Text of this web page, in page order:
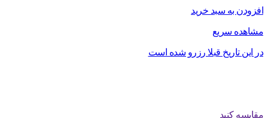
افزودن به سبد خرید
مشاهده سریع
در این تاریخ قبلا رزرو شده است
مقایسه کنید